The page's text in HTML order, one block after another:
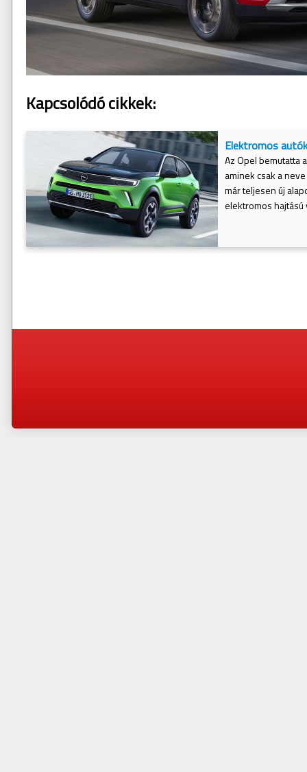
Kapcsolódó cikkek:
Elektromos
Az Opel bemutatta
aminek csak a
már teljesen új
elektromos hajtású